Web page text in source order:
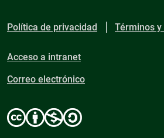
Política de privacidad Términos
Acceso a intranet
Correo electrónico